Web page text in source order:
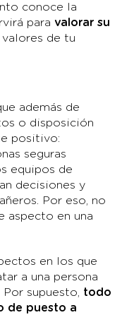
conoce la
para valorar su
de tu
además de
o disposición
positivo:
seguras
equipos de
decisiones y
Por eso, no
aspecto en una
en los que
a una persona
supuesto, todo
de puesto a